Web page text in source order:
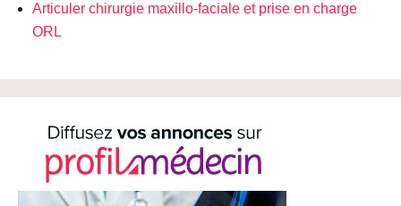
Articuler chirurgie maxillo-faciale et prise en charge
ORL